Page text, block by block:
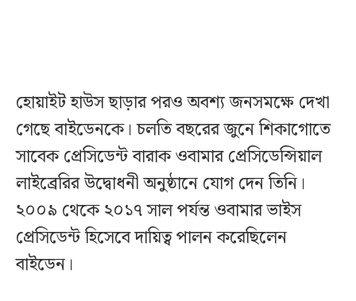
হোয়াইট হাউস ছাড়ার পরও অবশ্য জনসমক্ষে দেখা
গেছে বাইডেনকে। চলতি বছরের জুনে শিকাগোতে
সাবেক প্রেসিডেন্ট বারাক ওবামার প্রেসিডেন্সিয়াল
লাইব্রেরির উদ্বোধনী অনুষ্ঠানে যোগ দেন তিনি।
২০০৯ থেকে ২০১৭ সাল পর্যন্ত ওবামার ভাইস
প্রেসিডেন্ট হিসেবে দায়িত্ব পালন করেছিলেন
বাইডেন।